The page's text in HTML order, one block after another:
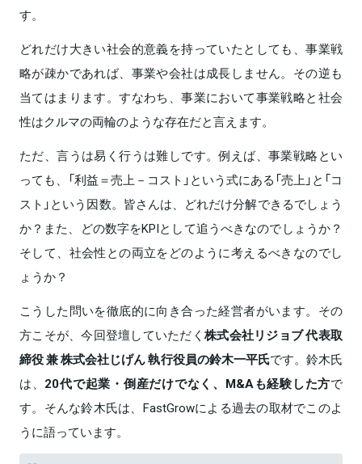
す。
どれだけ大きい社会的意義を持っていたとしても、事業戦
略が疎かであれば、事業や会社は成長しません。その逆も
当てはまります。すなわち、事業において事業戦略と社会
性はクルマの両輪のような存在だと言えます。
ただ、言うは易く行うは難しです。例えば、事業戦略とい
っても、「利益＝売上－コスト」という式にある「売上」と「コ
スト」という因数。皆さんは、どれだけ分解できるでしょう
か？また、どの数字をKPIとして追うべきなのでしょうか？
そして、社会性との両立をどのように考えるべきなのでし
ょうか？
こうした問いを徹底的に向き合った経営者がいます。その
方こそが、今回登壇していただく株式会社リジョブ 代表取
締役 兼 株式会社じげん 執行役員の鈴木一平氏です。鈴木氏
は、 20代で起業・倒産だけでなく、M&Aも経験した方で
す。そんな鈴木氏は、FastGrowによる過去の取材でこのよ
うに語っています。